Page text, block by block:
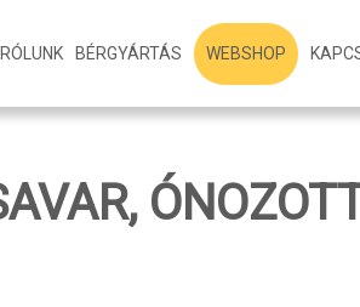
RÓLUNK BÉRGYÁRTÁS WEBSHOP